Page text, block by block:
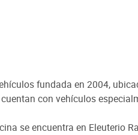
fundada en 2004,
con vehículos
se encuentra en Eleuterio